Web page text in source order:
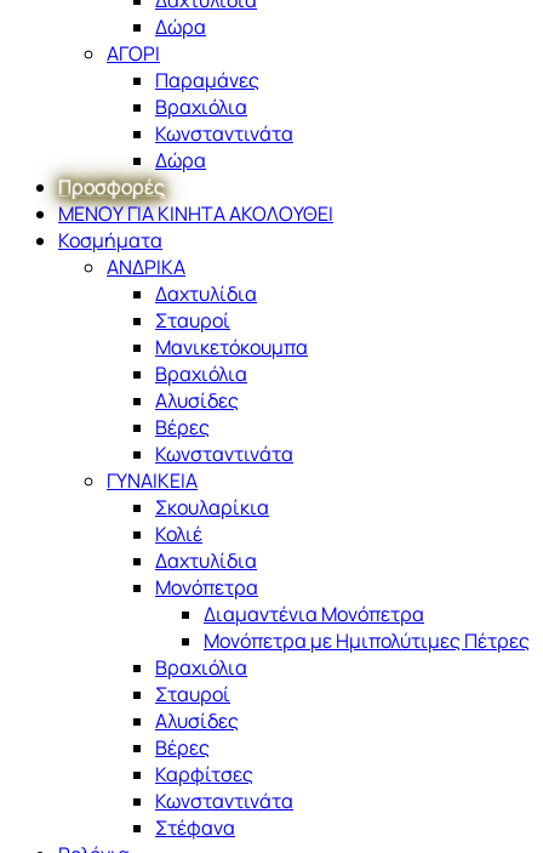
Δώρα
ΑΓΟΡΙ
Παραμάνες
Βραχιόλια
Κωνσταντινάτα
Δώρα
Προσφορές
ΜΕΝΟΥ ΓΙΑ ΚΙΝΗΤΑ ΑΚΟΛΟΥΘΕΙ
Κοσμήματα
ΑΝΔΡΙΚΑ
Δαχτυλίδια
Σταυροί
Μανικετόκουμπα
Βραχιόλια
Αλυσίδες
Βέρες
Κωνσταντινάτα
ΓΥΝΑΙΚΕΙΑ
Σκουλαρίκια
Κολιέ
Δαχτυλίδια
Μονόπετρα
Διαμαντένια Μονόπετρα
Μονόπετρα με Ημιπολύτιμες Πέτρες
Βραχιόλια
Σταυροί
Αλυσίδες
Βέρες
Καρφίτσες
Κωνσταντινάτα
Στέφανα